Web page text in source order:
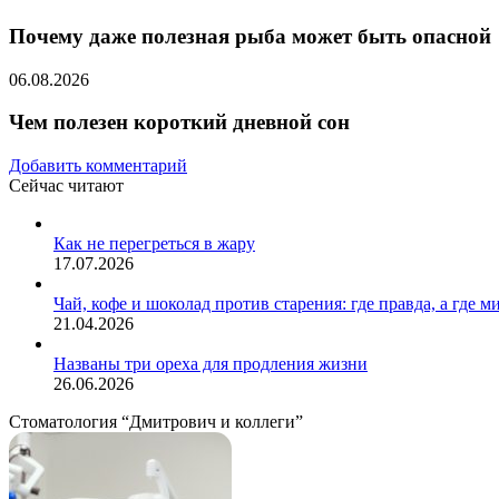
Почему даже полезная рыба может быть опасной
06.08.2026
Чем полезен короткий дневной сон
Добавить комментарий
Сейчас читают
Как не перегреться в жару
17.07.2026
Чай, кофе и шоколад против старения: где правда, а где
21.04.2026
Названы три ореха для продления жизни
26.06.2026
Стоматология “Дмитрович и коллеги”